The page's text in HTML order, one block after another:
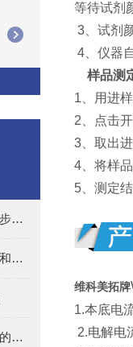
卡尔费休水分仪核心操作流程：四步法确保精准
容量法卡氏水分测定仪的仪器结构和原理解析
卡尔费休水分仪搭配卡氏炉测油品的水分
等待试剂
3、试剂
4、仪器
样品测
1、用进
2、点击
3、取出
4、将样
5、测定
维科美拓牌
1.本底电
2.电解电